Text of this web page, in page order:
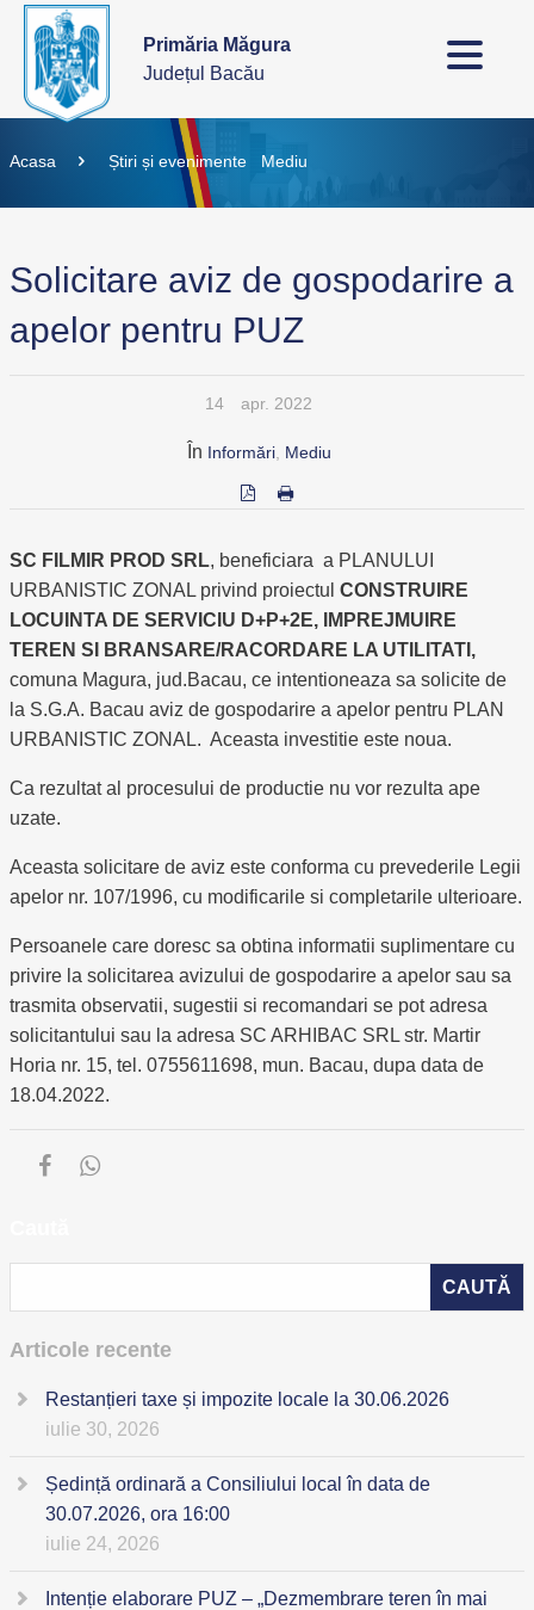
Primăria Măgura
Județul Bacău
Acasa Știri și evenimente Mediu
Solicitare aviz de gospodarire a
apelor pentru PUZ
14 apr. 2022
În Informări, Mediu
SC FILMIR PROD SRL, beneficiara a PLANULUI
URBANISTIC ZONAL privind proiectul CONSTRUIRE
LOCUINTA DE SERVICIU D+P+2E, IMPREJMUIRE
TEREN SI BRANSARE/RACORDARE LA UTILITATI,
comuna Magura, jud.Bacau, ce intentioneaza sa solicite de
la S.G.A. Bacau aviz de gospodarire a apelor pentru PLAN
URBANISTIC ZONAL. Aceasta investitie este noua.
Ca rezultat al procesului de productie nu vor rezulta ape
uzate.
Aceasta solicitare de aviz este conforma cu prevederile Legii
apelor nr. 107/1996, cu modificarile si completarile ulterioare.
Persoanele care doresc sa obtina informatii suplimentare cu
privire la solicitarea avizului de gospodarire a apelor sau sa
trasmita observatii, sugestii si recomandari se pot adresa
solicitantului sau la adresa SC ARHIBAC SRL str. Martir
Horia nr. 15, tel. 0755611698, mun. Bacau, dupa data de
18.04.2022.
Articole recente
Restanțieri taxe și impozite locale la 30.06.2026
iulie 30, 2026
Ședință ordinară a Consiliului local în data de
30.07.2026, ora 16:00
iulie 24, 2026
Intenție elaborare PUZ – „Dezmembrare teren în mai